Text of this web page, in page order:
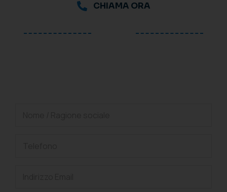
CHIAMA ORA